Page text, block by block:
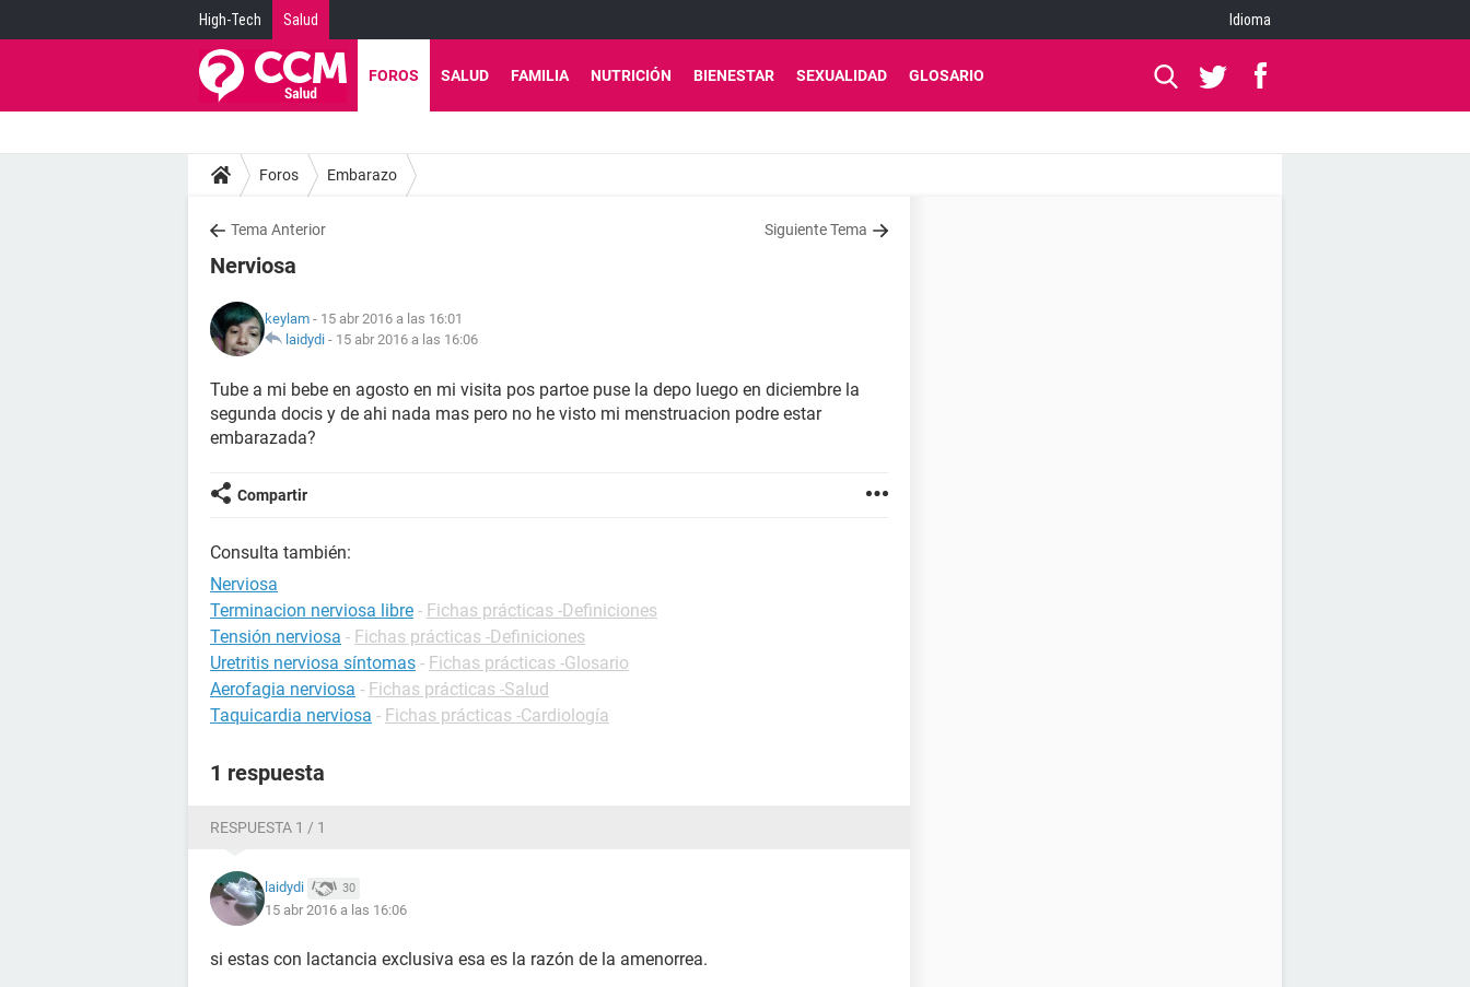
High-Tech Salud Idioma
FOROS SALUD FAMILIA NUTRICIÓN BIENESTAR SEXUALIDAD GLOSARIO
Foros Embarazo
Tema Anterior Siguiente Tema
Nerviosa
keylam - 15 abr 2016 a las 16:01
laidydi - 15 abr 2016 a las 16:06
Tube a mi bebe en agosto en mi visita pos partoe puse la depo luego en diciembre la
segunda docis y de ahi nada mas pero no he visto mi menstruacion podre estar
embarazada?
Compartir
Consulta también:
Nerviosa
Terminacion nerviosa libre - Fichas prácticas -Definiciones
Tensión nerviosa - Fichas prácticas -Definiciones
Uretritis nerviosa síntomas - Fichas prácticas -Glosario
Aerofagia nerviosa - Fichas prácticas -Salud
Taquicardia nerviosa - Fichas prácticas -Cardiología
1 respuesta
RESPUESTA 1 / 1
laidydi 30
15 abr 2016 a las 16:06
si estas con lactancia exclusiva esa es la razón de la amenorrea.